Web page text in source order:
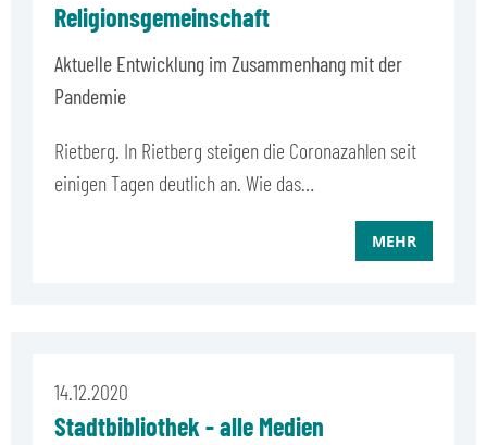
Religionsgemeinschaft
Aktuelle Entwicklung im Zusammenhang mit der
Pandemie
Rietberg. In Rietberg steigen die Coronazahlen seit
einigen Tagen deutlich an. Wie das…
MEHR
14.12.2020
Stadtbibliothek - alle Medien